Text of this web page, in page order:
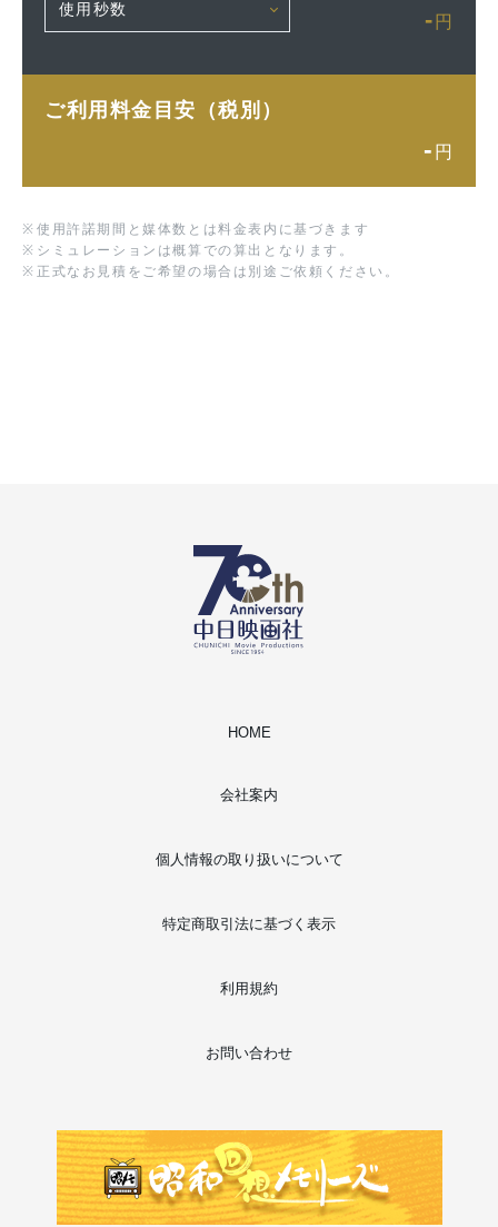
- 円
ご利用料金目安（税別）
- 円
※ 使用許諾期間と媒体数とは料金表内に基づきます
※ シミュレーションは概算での算出となります。
※ 正式なお見積をご希望の場合は別途ご依頼ください。
HOME
会社案内
個人情報の取り扱いについて
特定商取引法に基づく表示
利用規約
お問い合わせ